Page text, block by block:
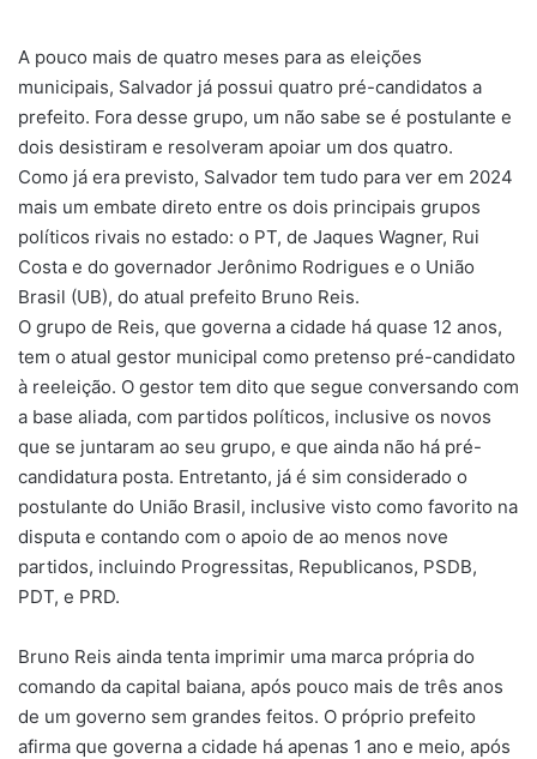
A pouco mais de quatro meses para as eleições
municipais, Salvador já possui quatro pré-candidatos a
prefeito. Fora desse grupo, um não sabe se é postulante e
dois desistiram e resolveram apoiar um dos quatro.
Como já era previsto, Salvador tem tudo para ver em 2024
mais um embate direto entre os dois principais grupos
políticos rivais no estado: o PT, de Jaques Wagner, Rui
Costa e do governador Jerônimo Rodrigues e o União
Brasil (UB), do atual prefeito Bruno Reis.
O grupo de Reis, que governa a cidade há quase 12 anos,
tem o atual gestor municipal como pretenso pré-candidato
à reeleição. O gestor tem dito que segue conversando com
a base aliada, com partidos políticos, inclusive os novos
que se juntaram ao seu grupo, e que ainda não há pré-
candidatura posta. Entretanto, já é sim considerado o
postulante do União Brasil, inclusive visto como favorito na
disputa e contando com o apoio de ao menos nove
partidos, incluindo Progressitas, Republicanos, PSDB,
PDT, e PRD.
Bruno Reis ainda tenta imprimir uma marca própria do
comando da capital baiana, após pouco mais de três anos
de um governo sem grandes feitos. O próprio prefeito
afirma que governa a cidade há apenas 1 ano e meio, após